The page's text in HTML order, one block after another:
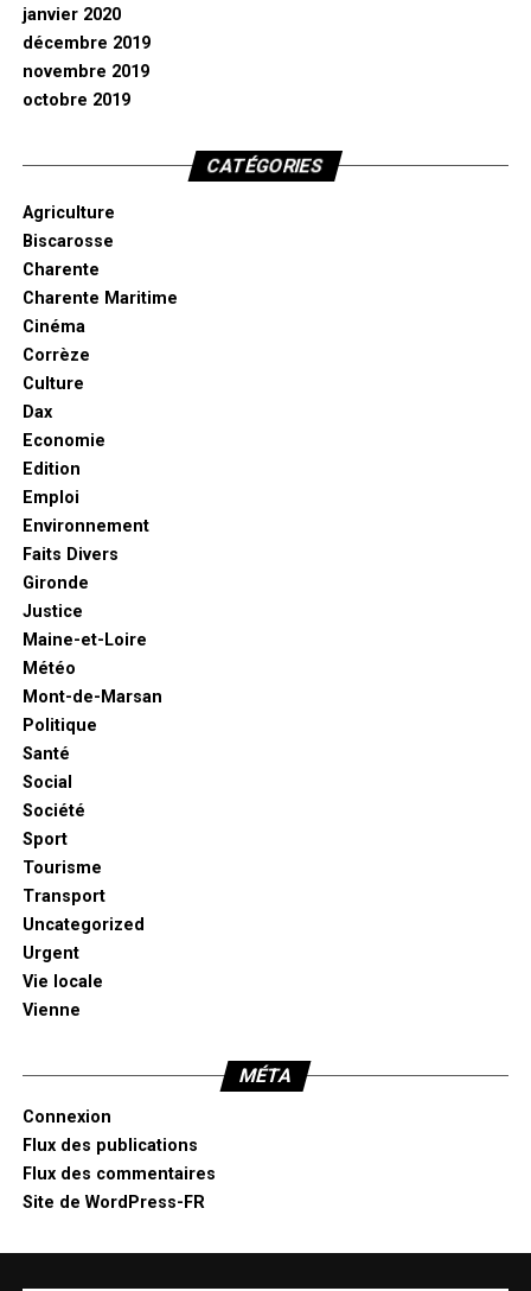
janvier 2020
décembre 2019
novembre 2019
octobre 2019
CATÉGORIES
Agriculture
Biscarosse
Charente
Charente Maritime
Cinéma
Corrèze
Culture
Dax
Economie
Edition
Emploi
Environnement
Faits Divers
Gironde
Justice
Maine-et-Loire
Météo
Mont-de-Marsan
Politique
Santé
Social
Société
Sport
Tourisme
Transport
Uncategorized
Urgent
Vie locale
Vienne
MÉTA
Connexion
Flux des publications
Flux des commentaires
Site de WordPress-FR